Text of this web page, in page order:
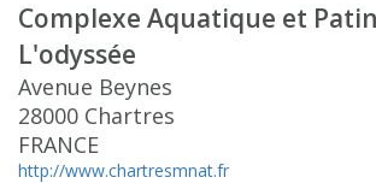
Complexe Aquatique et
L'odyssée
Avenue Beynes
28000 Chartres
FRANCE
http://www.chartresmnat.fr